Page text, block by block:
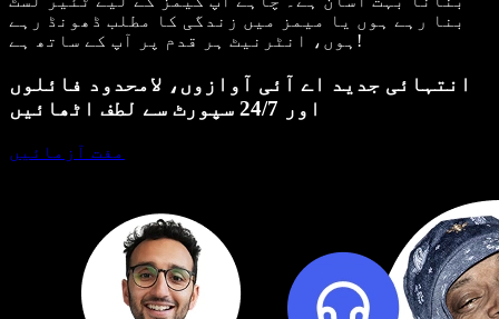
بنا رہے ہوں یا میمز میں زندگی کا مطلب ڈھونڈ رہے
ہوں، انٹرنیٹ ہر قدم پر آپ کے ساتھ ہے!
انتہائی جدید اے آئی آوازوں، لامحدود فائلوں
اور 24/7 سپورٹ سے لطف اٹھائیں
مفت آزمائیں